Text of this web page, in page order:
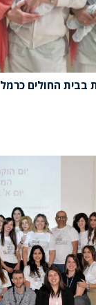
בבית החולים כרמל